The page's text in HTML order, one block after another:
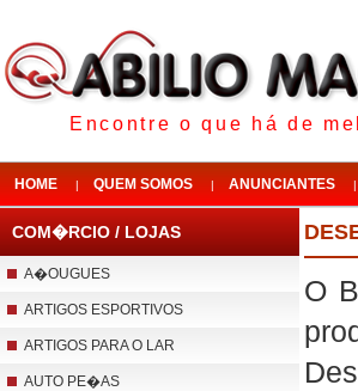
Encontre o que há de
HOME | QUEM SOMOS | ANUNCIANTES |
COM�RCIO / LOJAS
A�OUGUES
ARTIGOS ESPORTIVOS
ARTIGOS PARA O LAR
AUTO PE�AS
O